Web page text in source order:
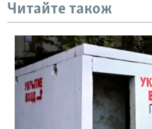
Читайте також